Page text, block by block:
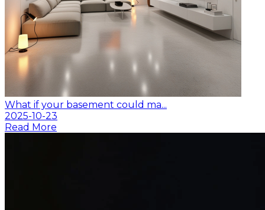
What if your basement could ma...
2025-10-23
Read More